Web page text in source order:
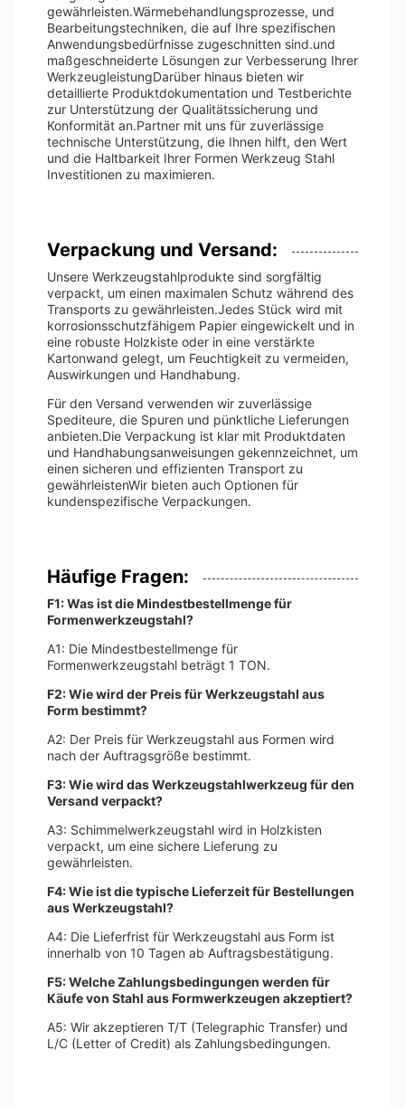
gewährleisten.Wärmebehandlungsprozesse, und
Bearbeitungstechniken, die auf Ihre spezifischen
Anwendungsbedürfnisse zugeschnitten sind.und
maßgeschneiderte Lösungen zur Verbesserung Ihrer
WerkzeugleistungDarüber hinaus bieten wir
detaillierte Produktdokumentation und Testberichte
zur Unterstützung der Qualitätssicherung und
Konformität an.Partner mit uns für zuverlässige
technische Unterstützung, die Ihnen hilft, den Wert
und die Haltbarkeit Ihrer Formen Werkzeug Stahl
Investitionen zu maximieren.
Verpackung und Versand:
Unsere Werkzeugstahlprodukte sind sorgfältig
verpackt, um einen maximalen Schutz während des
Transports zu gewährleisten.Jedes Stück wird mit
korrosionsschutzfähigem Papier eingewickelt und in
eine robuste Holzkiste oder in eine verstärkte
Kartonwand gelegt, um Feuchtigkeit zu vermeiden,
Auswirkungen und Handhabung.
Für den Versand verwenden wir zuverlässige
Spediteure, die Spuren und pünktliche Lieferungen
anbieten.Die Verpackung ist klar mit Produktdaten
und Handhabungsanweisungen gekennzeichnet, um
einen sicheren und effizienten Transport zu
gewährleistenWir bieten auch Optionen für
kundenspezifische Verpackungen.
Häufige Fragen:
F1: Was ist die Mindestbestellmenge für
Formenwerkzeugstahl?
A1: Die Mindestbestellmenge für
Formenwerkzeugstahl beträgt 1 TON.
F2: Wie wird der Preis für Werkzeugstahl aus
Form bestimmt?
A2: Der Preis für Werkzeugstahl aus Formen wird
nach der Auftragsgröße bestimmt.
F3: Wie wird das Werkzeugstahlwerkzeug für den
Versand verpackt?
A3: Schimmelwerkzeugstahl wird in Holzkisten
verpackt, um eine sichere Lieferung zu
gewährleisten.
F4: Wie ist die typische Lieferzeit für Bestellungen
aus Werkzeugstahl?
A4: Die Lieferfrist für Werkzeugstahl aus Form ist
innerhalb von 10 Tagen ab Auftragsbestätigung.
F5: Welche Zahlungsbedingungen werden für
Käufe von Stahl aus Formwerkzeugen akzeptiert?
A5: Wir akzeptieren T/T (Telegraphic Transfer) und
L/C (Letter of Credit) als Zahlungsbedingungen.